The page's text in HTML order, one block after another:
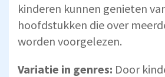
kinderen kunnen genieten
hoofdstukken die over
worden voorgelezen.
Variatie in genres: Door